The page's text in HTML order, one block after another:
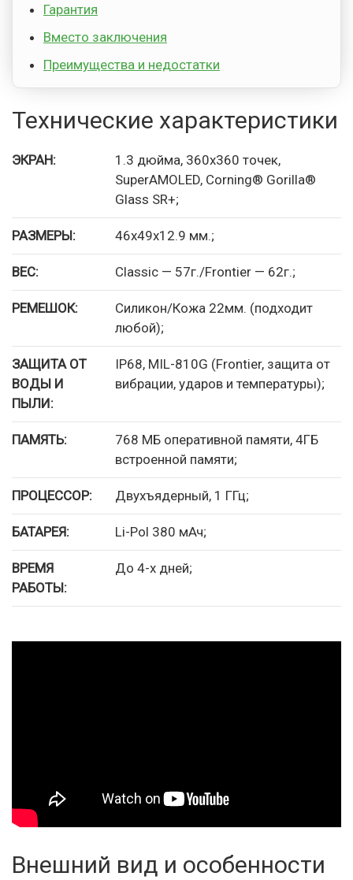
Гарантия
Вместо заключения
Преимущества и недостатки
Технические характеристики
ЭКРАН:
1.3 дюйма, 360х360 точек,
SuperAMOLED, Corning® Gorilla®
Glass SR+;
РАЗМЕРЫ: 46х49х12.9 мм.;
ВЕС: Classic — 57г./Frontier — 62г.;
РЕМЕШОК:
Силикон/Кожа 22мм. (подходит
любой);
ЗАЩИТА ОТ
ВОДЫ И
ПЫЛИ:
IP68, MIL-810G (Frontier, защита от
вибрации, ударов и температуры);
ПАМЯТЬ:
768 МБ оперативной памяти, 4ГБ
встроенной памяти;
ПРОЦЕССОР: Двухъядерный, 1 ГГц;
БАТАРЕЯ: Li-Pol 380 мАч;
ВРЕМЯ
РАБОТЫ:
До 4-х дней;
Внешний вид и особенности